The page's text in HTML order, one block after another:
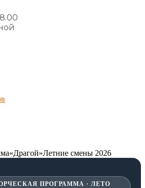
смены 2026
ПРОГРАММА · ЛЕТО